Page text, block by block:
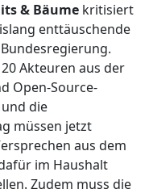
& Bäume kritisiert
enttäuschende
Akteuren aus der
Open-Source-
die
müssen jetzt
aus dem
im Haushalt
Zudem muss die